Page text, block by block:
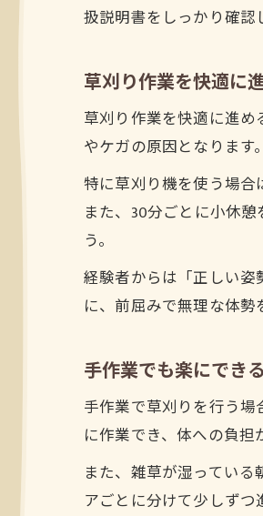
扱説明書をしっかり確認
草刈り作業を快適に
草刈り作業を快適に進
やケガの原因となります
特に草刈り機を使う場
また、30分ごとに小休
う。
経験者からは「正しい
に、前屈みで無理な体
手作業でも楽にでき
手作業で草刈りを行う
に作業でき、体への負
また、雑草が湿ってい
アごとに分けて少しずつ